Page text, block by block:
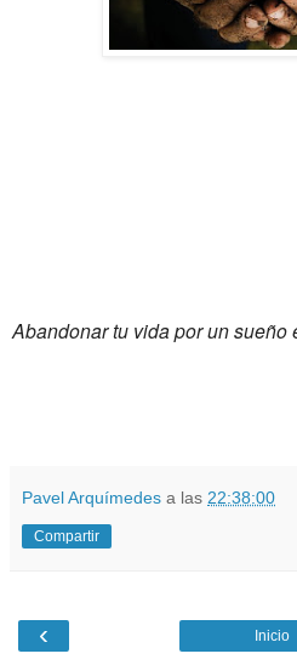
Abandonar tu vida por un sueño
Pavel Arquímedes a las 22:38:00
Compartir
‹ Inicio